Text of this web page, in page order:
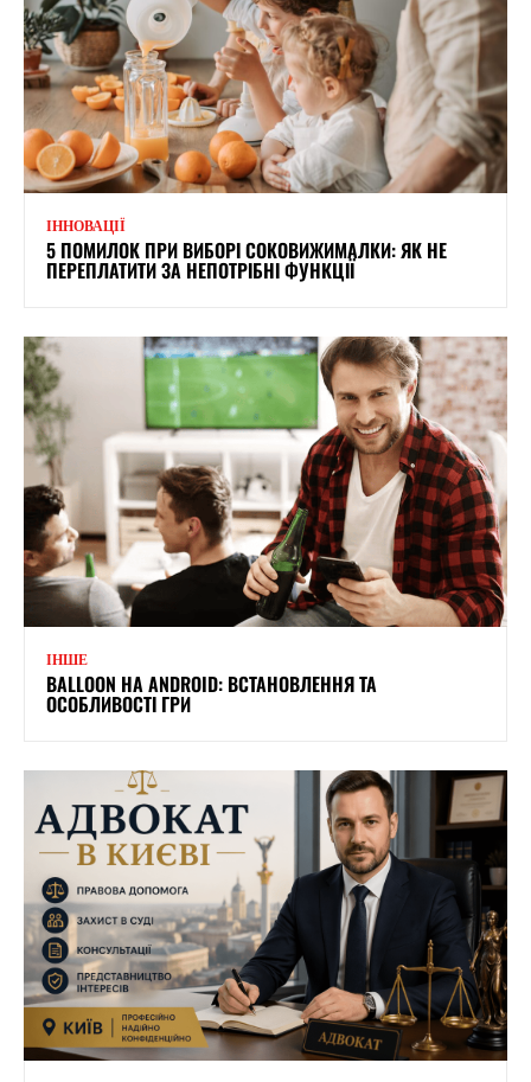
ІННОВАЦІЇ
5 ПОМИЛОК ПРИ ВИБОРІ СОКОВИЖИМАЛКИ: ЯК НЕ
ПЕРЕПЛАТИТИ ЗА НЕПОТРІБНІ ФУНКЦІЇ
ІНШЕ
BALLOON НА ANDROID: ВСТАНОВЛЕННЯ ТА
ОСОБЛИВОСТІ ГРИ